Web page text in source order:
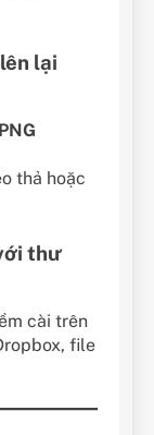
lại
thả hoặc
thư
cài trên
file